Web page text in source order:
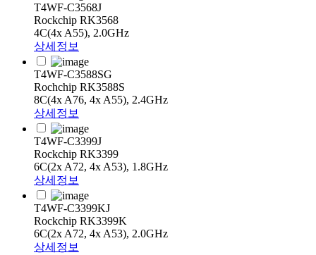
T4WF-C3568J
Rockchip RK3568
4C(4x A55), 2.0GHz
상세정보
T4WF-C3588SG
Rochchip RK3588S
8C(4x A76, 4x A55), 2.4GHz
상세정보
T4WF-C3399J
Rockchip RK3399
6C(2x A72, 4x A53), 1.8GHz
상세정보
T4WF-C3399KJ
Rockchip RK3399K
6C(2x A72, 4x A53), 2.0GHz
상세정보